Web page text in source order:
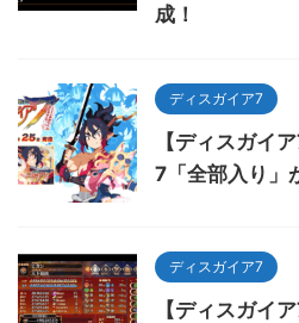
成！
ディスガイア7
【ディスガイ
7「全部入り」
ディスガイア7
【ディスガイ